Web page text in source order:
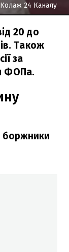
24 Каналу
20 до
Також
за
ФОПа.
боржники